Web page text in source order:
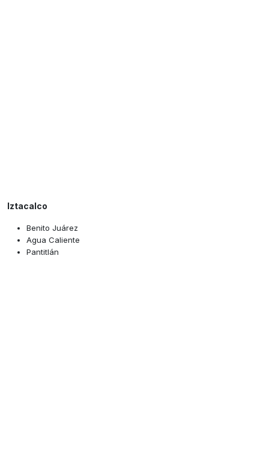
Iztacalco
Benito Juárez
Agua Caliente
Pantitlán